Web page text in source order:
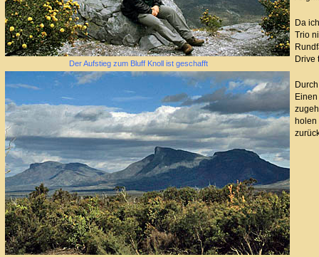
Der Aufstieg zum Bluff Knoll ist geschafft
Da
Trio
Drive